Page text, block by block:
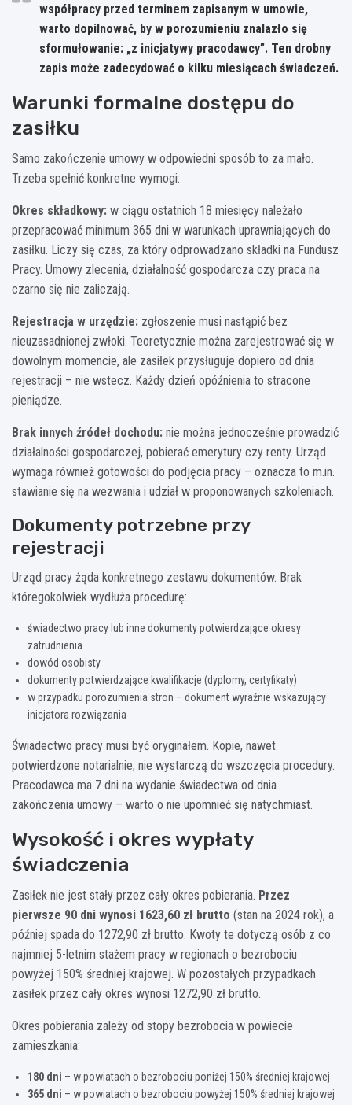
współpracy przed terminem zapisanym w umowie,
warto dopilnować, by w porozumieniu znalazło się
sformułowanie: „z inicjatywy pracodawcy”. Ten drobny
zapis może zadecydować o kilku miesiącach świadczeń.
Warunki formalne dostępu do
zasiłku
Samo zakończenie umowy w odpowiedni sposób to za mało.
Trzeba spełnić konkretne wymogi:
Okres składkowy: w ciągu ostatnich 18 miesięcy należało
przepracować minimum 365 dni w warunkach uprawniających do
zasiłku. Liczy się czas, za który odprowadzano składki na Fundusz
Pracy. Umowy zlecenia, działalność gospodarcza czy praca na
czarno się nie zaliczają.
Rejestracja w urzędzie: zgłoszenie musi nastąpić bez
nieuzasadnionej zwłoki. Teoretycznie można zarejestrować się w
dowolnym momencie, ale zasiłek przysługuje dopiero od dnia
rejestracji – nie wstecz. Każdy dzień opóźnienia to stracone
pieniądze.
Brak innych źródeł dochodu: nie można jednocześnie prowadzić
działalności gospodarczej, pobierać emerytury czy renty. Urząd
wymaga również gotowości do podjęcia pracy – oznacza to m.in.
stawianie się na wezwania i udział w proponowanych szkoleniach.
Dokumenty potrzebne przy
rejestracji
Urząd pracy żąda konkretnego zestawu dokumentów. Brak
któregokolwiek wydłuża procedurę:
świadectwo pracy lub inne dokumenty potwierdzające okresy
zatrudnienia
dowód osobisty
dokumenty potwierdzające kwalifikacje (dyplomy, certyfikaty)
w przypadku porozumienia stron – dokument wyraźnie wskazujący
inicjatora rozwiązania
Świadectwo pracy musi być oryginałem. Kopie, nawet
potwierdzone notarialnie, nie wystarczą do wszczęcia procedury.
Pracodawca ma 7 dni na wydanie świadectwa od dnia
zakończenia umowy – warto o nie upomnieć się natychmiast.
Wysokość i okres wypłaty
świadczenia
Zasiłek nie jest stały przez cały okres pobierania. Przez
pierwsze 90 dni wynosi 1623,60 zł brutto (stan na 2024 rok), a
później spada do 1272,90 zł brutto. Kwoty te dotyczą osób z co
najmniej 5-letnim stażem pracy w regionach o bezrobociu
powyżej 150% średniej krajowej. W pozostałych przypadkach
zasiłek przez cały okres wynosi 1272,90 zł brutto.
Okres pobierania zależy od stopy bezrobocia w powiecie
zamieszkania:
180 dni – w powiatach o bezrobociu poniżej 150% średniej krajowej
365 dni – w powiatach o bezrobociu powyżej 150% średniej krajowej